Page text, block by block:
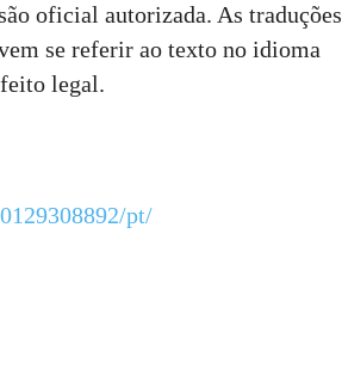
oficial autorizada. As traduções
se referir ao texto no idioma
legal.
pt/